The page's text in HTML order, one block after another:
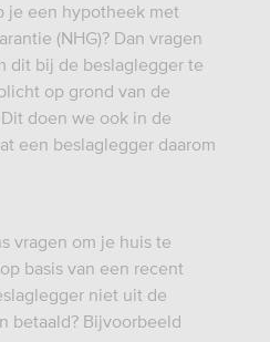
je een hypotheek met
(NHG)? Dan vragen
dit bij de beslaglegger te
op grond van de
doen we ook in de
een beslaglegger daarom
vragen om je huis te
basis van een recent
niet uit de
betaald? Bijvoorbeeld